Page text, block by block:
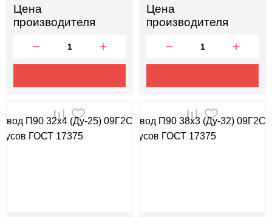
Цена
производителя
Цена
производителя